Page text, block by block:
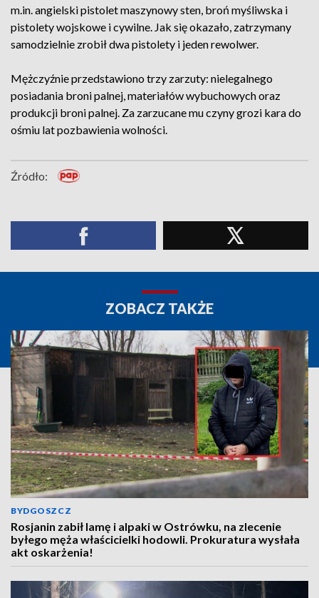
m.in. angielski pistolet maszynowy sten, broń myśliwska i
pistolety wojskowe i cywilne. Jak się okazało, zatrzymany
samodzielnie zrobił dwa pistolety i jeden rewolwer.
Mężczyźnie przedstawiono trzy zarzuty: nielegalnego
posiadania broni palnej, materiałów wybuchowych oraz
produkcji broni palnej. Za zarzucane mu czyny grozi kara do
ośmiu lat pozbawienia wolności.
Źródło:
ZOBACZ TAKŻE
BYDGOSZCZ
Rosjanin zabił lamę i alpaki w Ostrówku, na zlecenie
byłego męża właścicielki hodowli. Prokuratura wysłała
akt oskarżenia!